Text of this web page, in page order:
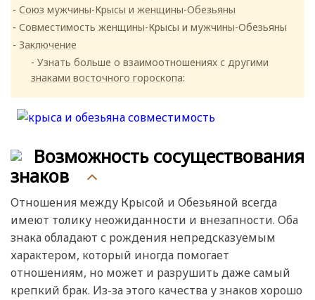
Союз мужчины-Крысы и женщины-Обезьяны
Совместимость женщины-Крысы и мужчины-Обезьяны
Заключение
Узнать больше о взаимоотношениях с другими
знаками восточного гороскопа:
Возможность сосуществования
знаков
Отношения между Крысой и Обезьяной всегда
имеют толику неожиданности и внезапности. Оба
знака обладают с рождения непредсказуемым
характером, который иногда помогает
отношениям, но может и разрушить даже самый
крепкий брак. Из-за этого качества у знаков хорошо